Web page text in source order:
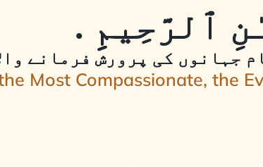
ٱلرَّحِيمِِ
جہانوں کی پرورش فرمانے
Most Compassionate, the